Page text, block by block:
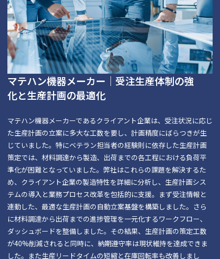
マテハン機器メーカー｜受注生産体制の強
化と生産計画の最適化
マテハン機器メーカーであるクライアント企業は、受注状況に応じ
た生産計画の立案に多大な工数を要し、計画精度にばらつきが生
じていました。特にベテラン担当者の経験則に依存した生産計画
策定では、材料調達から製造、出荷までの各工程における負荷平
準化が困難となっていました。弊社はこれらの課題を解決するた
め、クライアント企業の製造特性を詳細に分析し、生産計画シス
テムの導入と業務プロセス改革を包括的に支援。まず受注情報と
連動した、最適な生産計画の自動立案基盤を構築しました。さら
に材料調達から出荷までの進捗管理を一元化するワークフロー、
ダッシュボードを整備しました。その結果、生産計画の策定工数
が40%削減されると同時に、納期遵守率は現状維持を達成できま
した。また生産リードタイムの短縮と在庫回転率も改善しまし